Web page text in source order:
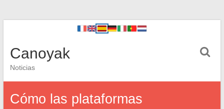
Canoyak
Noticias
Cómo las plataformas